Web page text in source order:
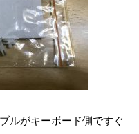
ルがキーボード側ですぐ